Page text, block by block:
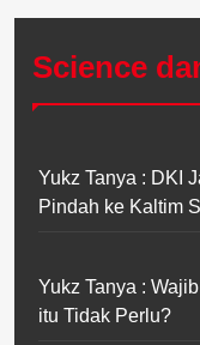
Science
Yukz Tanya : DKI
Pindah ke Kaltim
Yukz Tanya :
itu Tidak Perlu?